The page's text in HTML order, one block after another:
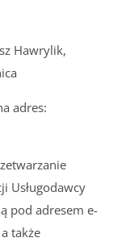
Hawrylik,
adres:
Usługodawcy
pod adresem e-
także